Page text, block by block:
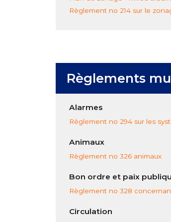
Règlement no 214 sur le
Règlements
Alarmes
Règlement no 294 sur les
Animaux
Règlement no 326 animaux
Bon ordre et paix
Règlement no 328
Circulation